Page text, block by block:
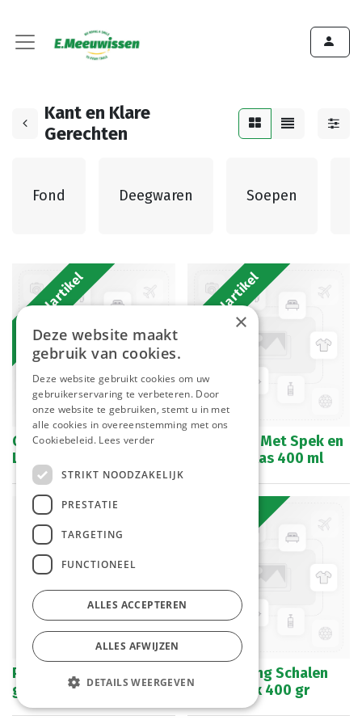
Kant en Klare
Gerechten
Fond Deegwaren Soepen
Bestelartikel
Gratinoise Fijne Kruiden
Look Knorr 400 ml
Bestelartikel
Gratinoise Met Spek en
Ui Knorr Glas 400 ml
Pesto Verde Rodolfi 190
gr
Bestelartikel
Bami Goreng Schalen
Mabos 10 x 400 gr
×
Deze website maakt
gebruik van cookies.
Deze website gebruikt cookies om uw
gebruikerservaring te verbeteren. Door
onze website te gebruiken, stemt u in met
alle cookies in overeenstemming met ons
Cookiebeleid. Lees verder
STRIKT NOODZAKELIJK
PRESTATIE
TARGETING
FUNCTIONEEL
ALLES ACCEPTEREN
ALLES AFWIJZEN
DETAILS WEERGEVEN